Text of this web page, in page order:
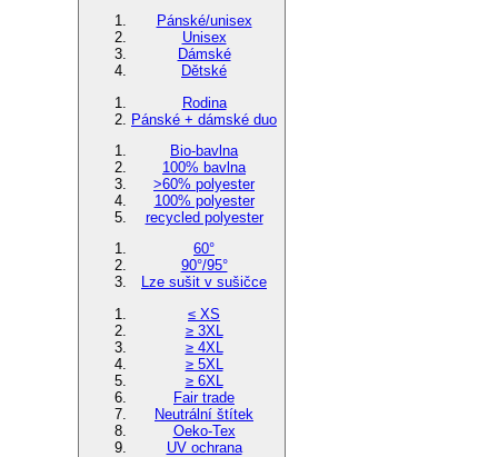
Pánské/unisex
Unisex
Dámské
Dětské
Rodina
Pánské + dámské duo
Bio-bavlna
100% bavlna
>60% polyester
100% polyester
recycled polyester
60°
90°/95°
Lze sušit v sušičce
≤ XS
≥ 3XL
≥ 4XL
≥ 5XL
≥ 6XL
Fair trade
Neutrální štítek
Oeko-Tex
UV ochrana